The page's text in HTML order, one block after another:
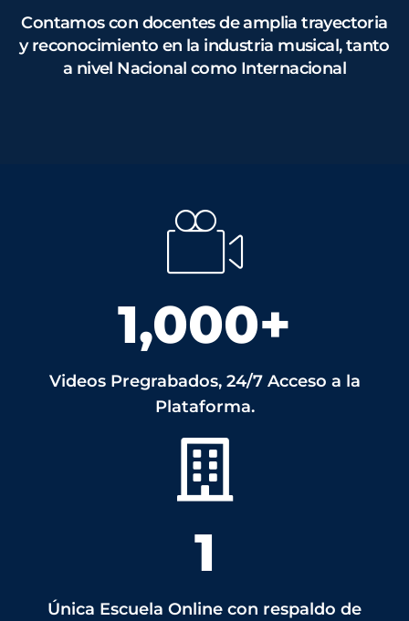
Contamos con docentes de amplia trayectoria
y reconocimiento en la industria musical, tanto
a nivel Nacional como Internacional
1,000+
Videos Pregrabados, 24/7 Acceso a la
Plataforma.
1
Única Escuela Online con respaldo de